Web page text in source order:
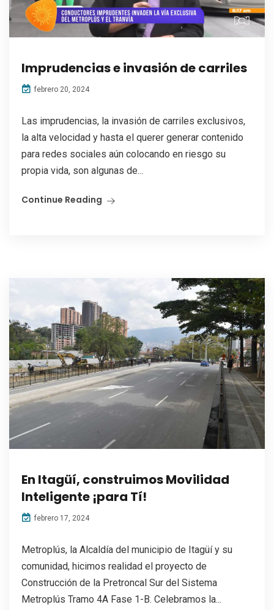
Imprudencias e invasión de carriles
febrero 20, 2024
Las imprudencias, la invasión de carriles exclusivos,
la alta velocidad y hasta el querer generar contenido
para redes sociales aún colocando en riesgo su
propia vida, son algunas de...
Continue Reading
En Itagüí, construimos Movilidad
Inteligente ¡para Tí!
febrero 17, 2024
Metroplús, la Alcaldía del municipio de Itagüí y su
comunidad, hicimos realidad el proyecto de
Construcción de la Pretroncal Sur del Sistema
Metroplús Tramo 4A Fase 1-B. Celebramos la...